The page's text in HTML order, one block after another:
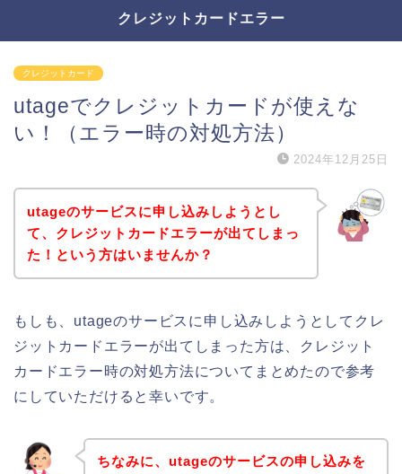
クレジットカードエラー
クレジットカード
utageでクレジットカードが使えな
い！（エラー時の対処方法）
2024年12月25日
utageのサービスに申し込みしようとし
て、クレジットカードエラーが出てしまっ
た！という方はいませんか？
もしも、utageのサービスに申し込みしようとしてクレ
ジットカードエラーが出てしまった方は、クレジット
カードエラー時の対処方法についてまとめたので参考
にしていただけると幸いです。
ちなみに、utageのサービスの申し込みを